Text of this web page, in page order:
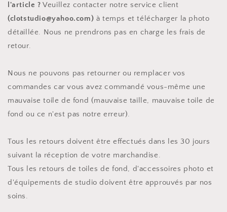
l'article ? Veuillez contacter notre service client
(clotstudio@yahoo.com) à temps et télécharger la photo
détaillée. Nous ne prendrons pas en charge les frais de
retour.
Nous ne pouvons pas retourner ou remplacer vos
commandes car vous avez commandé vous-même une
mauvaise toile de fond (mauvaise taille, mauvaise toile de
fond ou ce n'est pas notre erreur).
Tous les retours doivent être effectués dans les 30 jours
suivant la réception de votre marchandise.
Tous les retours de toiles de fond, d'accessoires photo et
d'équipements de studio doivent être approuvés par nos
soins.